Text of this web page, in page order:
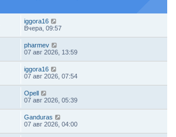
iggora16
Вчера, 09:57
pharmev
07 авг 2026, 13:59
iggora16
07 авг 2026, 07:54
Opell
07 авг 2026, 05:39
Ganduras
07 авг 2026, 04:00